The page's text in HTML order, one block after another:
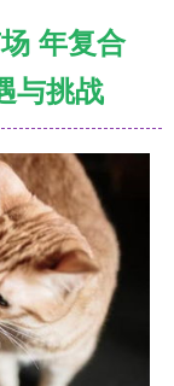
年复合
与挑战